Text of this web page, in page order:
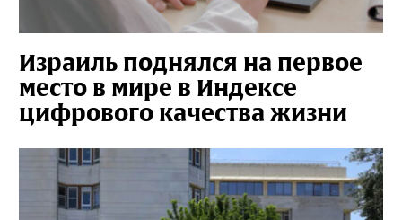
Израиль поднялся на первое
место в мире в Индексе
цифрового качества жизни